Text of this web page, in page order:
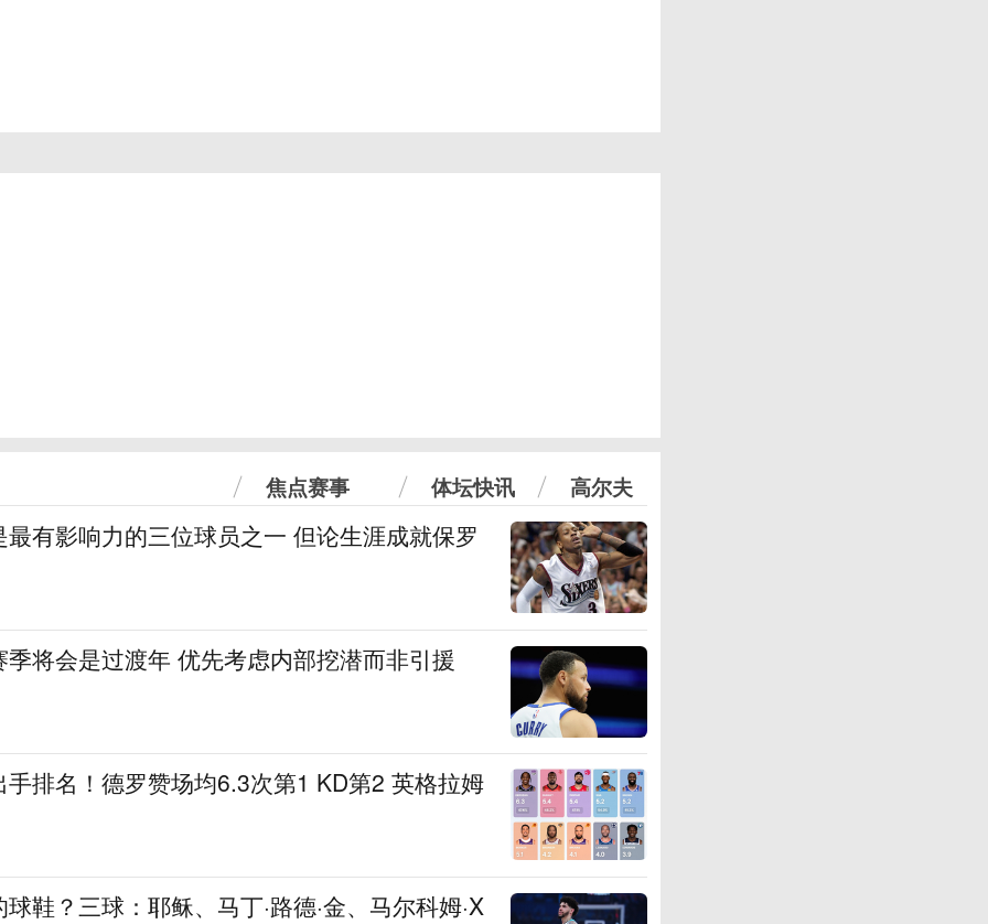
焦点赛事 体坛快讯 高尔夫
有影响力的三位球员之一 但论生涯成就保罗
将会是过渡年 优先考虑内部挖潜而非引援
手排名！德罗赞场均6.3次第1 KD第2 英格拉姆
鞋？三球：耶稣、马丁·路德·金、马尔科姆·X